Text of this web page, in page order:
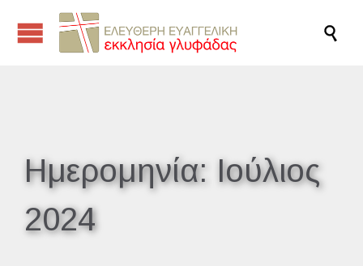

Ημερομηνία: Ιούλιος
2024